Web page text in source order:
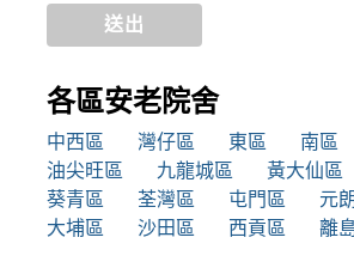
送出
各區安老院舍
中西區 灣仔區 東區 南區
油尖旺區
九龍城區 黃大仙區
葵青區
荃灣區 屯門區 元
大埔區
沙田區 西貢區 離